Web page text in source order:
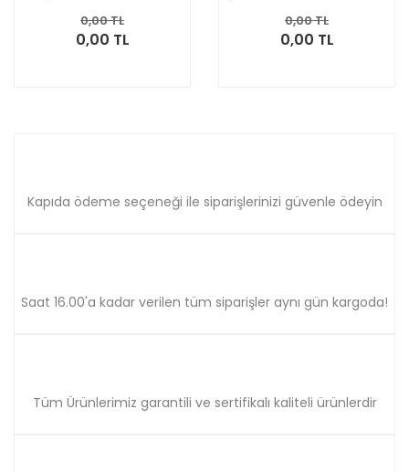
0,00 TL
0,00 TL
0,00 TL
0,00 TL
Kapıda ödeme seçeneği ile siparişlerinizi güvenle ödeyin
Saat 16.00'a kadar verilen tüm siparişler aynı gün kargoda!
Tüm Ürünlerimiz garantili ve sertifikalı kaliteli ürünlerdir